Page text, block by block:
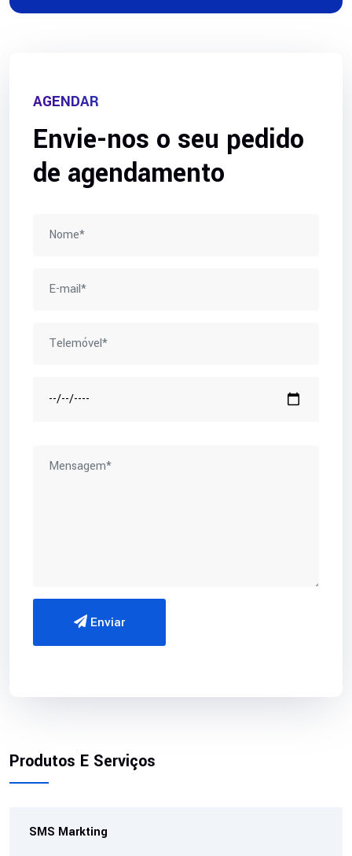
AGENDAR
Envie-nos o seu pedido
de agendamento
Enviar
Produtos E Serviços
SMS Markting